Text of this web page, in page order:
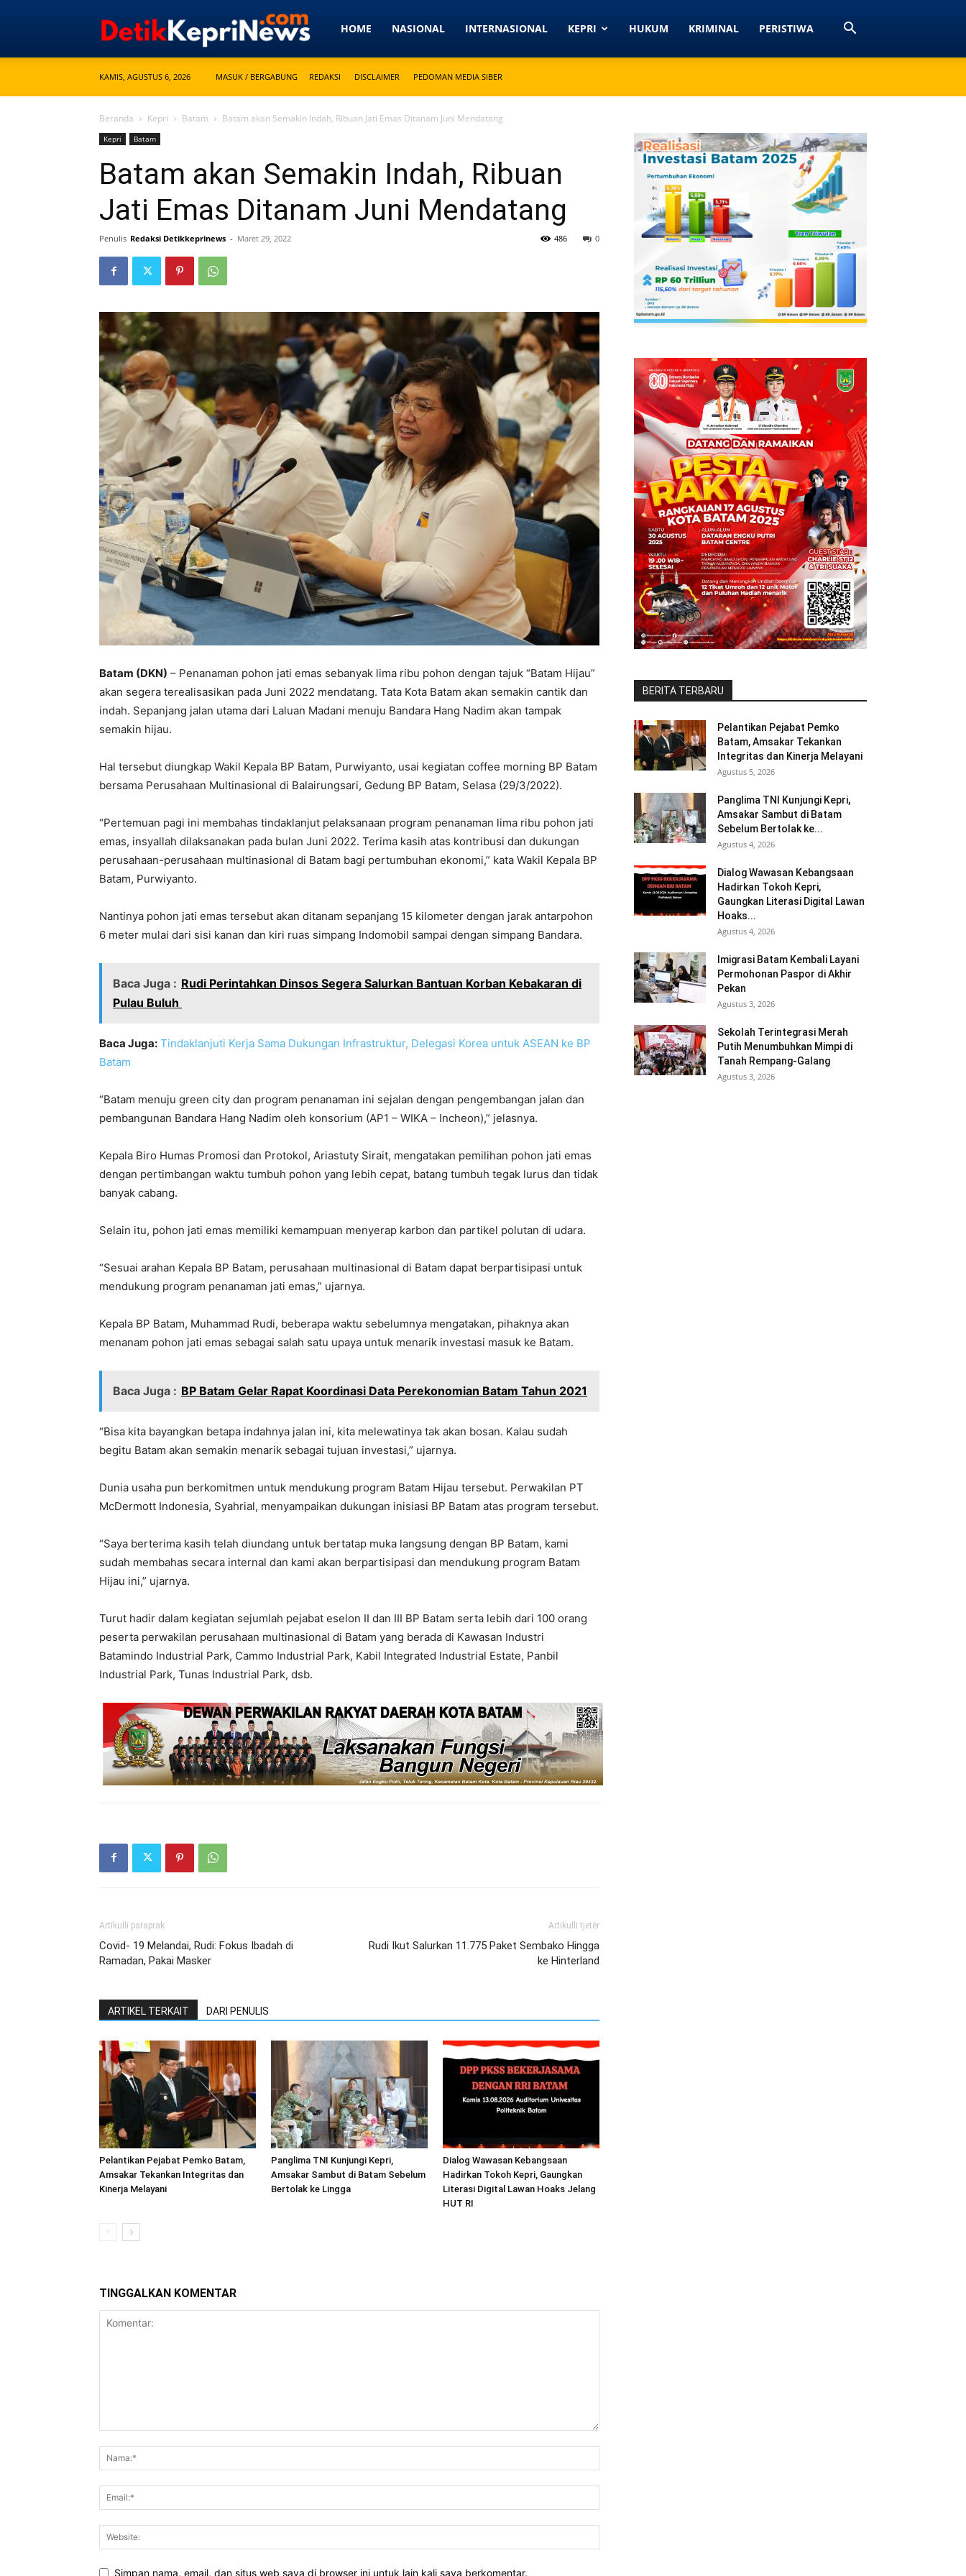
Detikkeprinews.com
HOME NASIONAL INTERNASIONAL KEPRI HUKUM KRIMINAL PERISTIWA
KAMIS, AGUSTUS 6, 2026 MASUK / BERGABUNG REDAKSI DISCLAIMER PEDOMAN MEDIA SIBER
Beranda Kepri Batam Batam akan Semakin Indah, Ribuan Jati Emas Ditanam Juni Mendatang
Kepri Batam
Batam akan Semakin Indah, Ribuan
Jati Emas Ditanam Juni Mendatang
Penulis Redaksi Detikkeprinews - Maret 29, 2022 0
486
Batam (DKN) – Penanaman pohon jati emas sebanyak lima ribu pohon dengan tajuk “Batam Hijau”
akan segera terealisasikan pada Juni 2022 mendatang. Tata Kota Batam akan semakin cantik dan
indah. Sepanjang jalan utama dari Laluan Madani menuju Bandara Hang Nadim akan tampak
semakin hijau.
Hal tersebut diungkap Wakil Kepala BP Batam, Purwiyanto, usai kegiatan coffee morning BP Batam
bersama Perusahaan Multinasional di Balairungsari, Gedung BP Batam, Selasa (29/3/2022).
“Pertemuan pagi ini membahas tindaklanjut pelaksanaan program penanaman lima ribu pohon jati
emas, insyallah dilaksanakan pada bulan Juni 2022. Terima kasih atas kontribusi dan dukungan
perusahaan-perusahaan multinasional di Batam bagi pertumbuhan ekonomi,” kata Wakil Kepala BP
Batam, Purwiyanto.
Nantinya pohon jati emas tersebut akan ditanam sepanjang 15 kilometer dengan jarak antarpohon
6 meter mulai dari sisi kanan dan kiri ruas simpang Indomobil sampai dengan simpang Bandara.
Baca Juga : Rudi Perintahkan Dinsos Segera Salurkan Bantuan Korban Kebakaran di
Pulau Buluh
Baca Juga: Tindaklanjuti Kerja Sama Dukungan Infrastruktur, Delegasi Korea untuk ASEAN ke BP
Batam
“Batam menuju green city dan program penanaman ini sejalan dengan pengembangan jalan dan
pembangunan Bandara Hang Nadim oleh konsorium (AP1 – WIKA – Incheon),” jelasnya.
Kepala Biro Humas Promosi dan Protokol, Ariastuty Sirait, mengatakan pemilihan pohon jati emas
dengan pertimbangan waktu tumbuh pohon yang lebih cepat, batang tumbuh tegak lurus dan tidak
banyak cabang.
Selain itu, pohon jati emas memiliki kemampuan menyerap karbon dan partikel polutan di udara.
“Sesuai arahan Kepala BP Batam, perusahaan multinasional di Batam dapat berpartisipasi untuk
mendukung program penanaman jati emas,” ujarnya.
Kepala BP Batam, Muhammad Rudi, beberapa waktu sebelumnya mengatakan, pihaknya akan
menanam pohon jati emas sebagai salah satu upaya untuk menarik investasi masuk ke Batam.
Baca Juga : BP Batam Gelar Rapat Koordinasi Data Perekonomian Batam Tahun 2021
“Bisa kita bayangkan betapa indahnya jalan ini, kita melewatinya tak akan bosan. Kalau sudah
begitu Batam akan semakin menarik sebagai tujuan investasi,” ujarnya.
Dunia usaha pun berkomitmen untuk mendukung program Batam Hijau tersebut. Perwakilan PT
McDermott Indonesia, Syahrial, menyampaikan dukungan inisiasi BP Batam atas program tersebut.
“Saya berterima kasih telah diundang untuk bertatap muka langsung dengan BP Batam, kami
sudah membahas secara internal dan kami akan berpartisipasi dan mendukung program Batam
Hijau ini,” ujarnya.
Turut hadir dalam kegiatan sejumlah pejabat eselon II dan III BP Batam serta lebih dari 100 orang
peserta perwakilan perusahaan multinasional di Batam yang berada di Kawasan Industri
Batamindo Industrial Park, Cammo Industrial Park, Kabil Integrated Industrial Estate, Panbil
Industrial Park, Tunas Industrial Park, dsb.
Artikulli paraprak
Covid- 19 Melandai, Rudi: Fokus Ibadah di
Ramadan, Pakai Masker
Artikulli tjetër
Rudi Ikut Salurkan 11.775 Paket Sembako Hingga
ke Hinterland
ARTIKEL TERKAIT DARI PENULIS
Pelantikan Pejabat Pemko Batam,
Amsakar Tekankan Integritas dan
Kinerja Melayani
Panglima TNI Kunjungi Kepri,
Amsakar Sambut di Batam Sebelum
Bertolak ke Lingga
Dialog Wawasan Kebangsaan
Hadirkan Tokoh Kepri, Gaungkan
Literasi Digital Lawan Hoaks Jelang
HUT RI
TINGGALKAN KOMENTAR
Simpan nama, email, dan situs web saya di browser ini untuk lain kali saya berkomentar.
BERITA TERBARU
Pelantikan Pejabat Pemko
Batam, Amsakar Tekankan
Integritas dan Kinerja Melayani
Agustus 5, 2026
Panglima TNI Kunjungi Kepri,
Amsakar Sambut di Batam
Sebelum Bertolak ke...
Agustus 4, 2026
Dialog Wawasan Kebangsaan
Hadirkan Tokoh Kepri,
Gaungkan Literasi Digital Lawan
Hoaks...
Agustus 4, 2026
Imigrasi Batam Kembali Layani
Permohonan Paspor di Akhir
Pekan
Agustus 3, 2026
Sekolah Terintegrasi Merah
Putih Menumbuhkan Mimpi di
Tanah Rempang-Galang
Agustus 3, 2026